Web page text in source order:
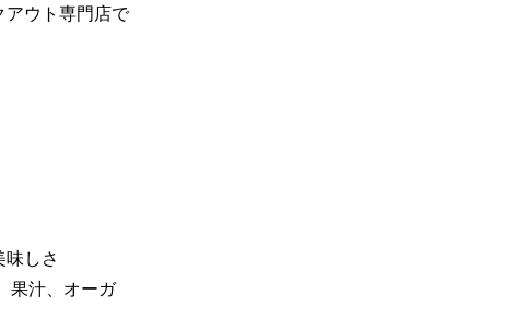
アウト専門店で
しさ
果汁、オーガ